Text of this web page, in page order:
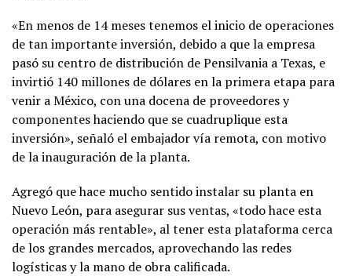
«En menos de 14 meses tenemos el inicio de operaciones
de tan importante inversión, debido a que la empresa
pasó su centro de distribución de Pensilvania a Texas, e
invirtió 140 millones de dólares en la primera etapa para
venir a México, con una docena de proveedores y
componentes haciendo que se cuadruplique esta
inversión», señaló el embajador vía remota, con motivo
de la inauguración de la planta.
Agregó que hace mucho sentido instalar su planta en
Nuevo León, para asegurar sus ventas, «todo hace esta
operación más rentable», al tener esta plataforma cerca
de los grandes mercados, aprovechando las redes
logísticas y la mano de obra calificada.